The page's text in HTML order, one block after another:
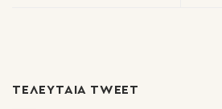
ΤΕΛΕΥΤΑΊΑ TWEET